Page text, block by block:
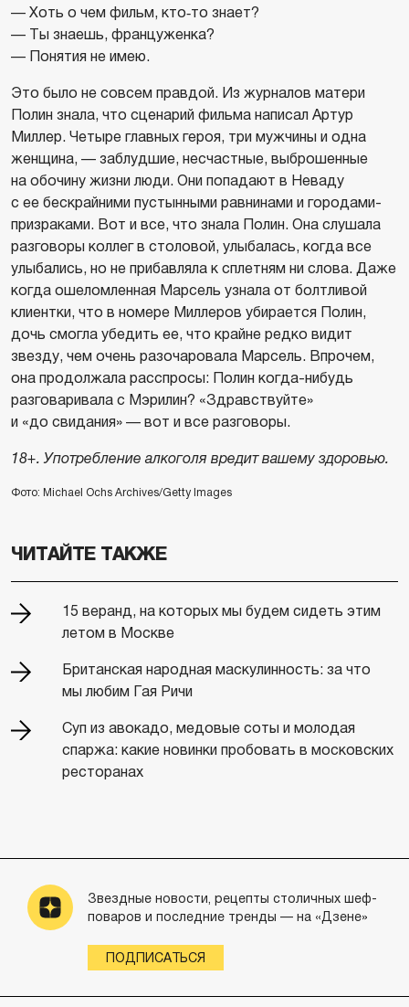
— Хоть о чем фильм, кто‑то знает?
— Ты знаешь, француженка?
— Понятия не имею.
Это было не совсем правдой. Из журналов матери
Полин знала, что сценарий фильма написал Артур
Миллер. Четыре главных героя, три мужчины и одна
женщина, — заблудшие, несчастные, выброшенные
на обочину жизни люди. Они попадают в Неваду
с ее бескрайними пустынными равнинами и городами-
призраками. Вот и все, что знала Полин. Она слушала
разговоры коллег в столовой, улыбалась, когда все
улыбались, но не прибавляла к сплетням ни слова. Даже
когда ошеломленная Марсель узнала от болтливой
клиентки, что в номере Миллеров убирается Полин,
дочь смогла убедить ее, что крайне редко видит
звезду, чем очень разочаровала Марсель. Впрочем,
она продолжала расспросы: Полин когда-нибудь
разговаривала с Мэрилин? «Здравствуйте»
и «до свидания» — вот и все разговоры.
18+. Употребление алкоголя вредит вашему здоровью.
Фото: Michael Ochs Archives/Getty Images
ЧИТАЙТЕ ТАКЖЕ
15 веранд, на которых мы будем сидеть этим
летом в Москве
Британская народная маскулинность: за что
мы любим Гая Ричи
Суп из авокадо, медовые соты и молодая
спаржа: какие новинки пробовать в московских
ресторанах
Звездные новости, рецепты столичных шеф-
поваров и последние тренды — на «Дзене»
ПОДПИСАТЬСЯ